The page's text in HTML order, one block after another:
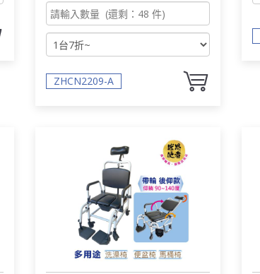
ZHCN2209-A